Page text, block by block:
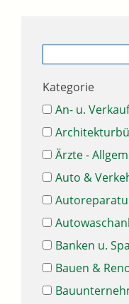
Kategorie
An- u. Verkauf
Ärzte -
Auto &
Banken u.
Bauen &